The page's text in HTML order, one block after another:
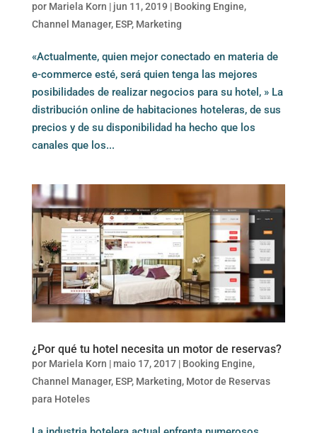
por Mariela Korn | jun 11, 2019 | Booking Engine,
Channel Manager, ESP, Marketing
«Actualmente, quien mejor conectado en materia de
e-commerce esté, será quien tenga las mejores
posibilidades de realizar negocios para su hotel, » La
distribución online de habitaciones hoteleras, de sus
precios y de su disponibilidad ha hecho que los
canales que los...
¿Por qué tu hotel necesita un motor de reservas?
por Mariela Korn |maio 17, 2017| Booking Engine,
Channel Manager, ESP, Marketing, Motor de Reservas
para Hoteles